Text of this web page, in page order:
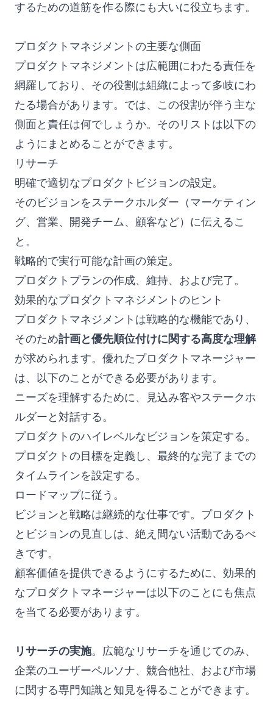
するための道筋を作る際にも大いに役立ちます。
プロダクトマネジメントの主要な側面
プロダクトマネジメントは広範囲にわたる責任を
網羅しており、その役割は組織によって多岐にわ
たる場合があります。では、この役割が伴う主な
側面と責任は何でしょうか。そのリストは以下の
ようにまとめることができます。
リサーチ
明確で適切なプロダクトビジョンの設定。
そのビジョンをステークホルダー（マーケティン
グ、営業、開発チーム、顧客など）に伝えるこ
と。
戦略的で実行可能な計画の策定。
プロダクトプランの作成、維持、および完了。
効果的なプロダクトマネジメントのヒント
プロダクトマネジメントは戦略的な機能であり、
そのため計画と優先順位付けに関する高度な理解
が求められます。優れたプロダクトマネージャー
は、以下のことができる必要があります。
ニーズを理解するために、見込み客やステークホ
ルダーと対話する。
プロダクトのハイレベルなビジョンを策定する。
プロダクトの目標を定義し、最終的な完了までの
タイムラインを設定する。
ロードマップに従う。
ビジョンと戦略は継続的な仕事です。プロダクト
とビジョンの見直しは、絶え間ない活動であるべ
きです。
顧客価値を提供できるようにするために、効果的
なプロダクトマネージャーは以下のことにも焦点
を当てる必要があります。
リサーチの実施。広範なリサーチを通じてのみ、
企業のユーザーペルソナ、競合他社、および市場
に関する専門知識と知見を得ることができます。